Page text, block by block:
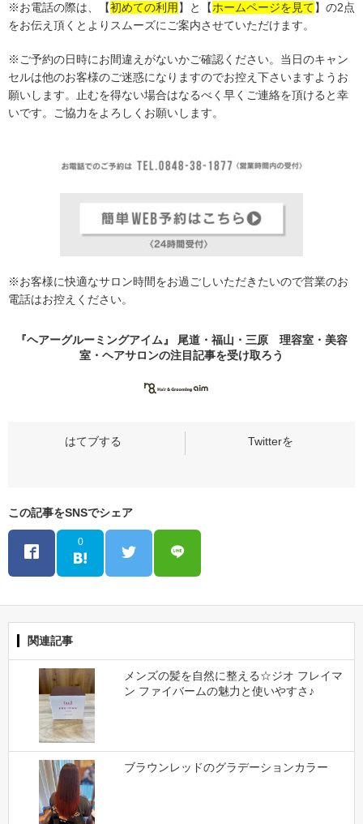
※お電話の際は、 【初めての利用 】 と【ホームページを見て】の2点
をお伝え頂くとよりスムーズにご案内させていただけます。
※ご予約の日時にお間違えがないかご確認ください。当日のキャン
セルは他のお客様のご迷惑になりますのでお控え下さいますようお
願いします。止むを得ない場合はなるべく早くご連絡を頂けると幸
いです。ご協力をよろしくお願いします。
※お客様に快適なサロン時間をお過ごしいただきたいので営業のお
電話はお控えください。
『ヘアーグルーミングアイム』 尾道・福山・三原 理容室・美容
室・ヘアサロンの注目記事を受け取ろう
この記事をSNSでシェア
0
関連記事
メンズの髪を自然に整える☆ジオ フレイマ
ン ファイバームの魅力と使いやすさ♪
ブラウンレッドのグラデーションカラー